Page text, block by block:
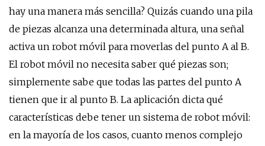
hay una manera más sencilla? Quizás cuando una pila
de piezas alcanza una determinada altura, una señal
activa un robot móvil para moverlas del punto A al B.
El robot móvil no necesita saber qué piezas son;
simplemente sabe que todas las partes del punto A
tienen que ir al punto B. La aplicación dicta qué
características debe tener un sistema de robot móvil:
en la mayoría de los casos, cuanto menos complejo